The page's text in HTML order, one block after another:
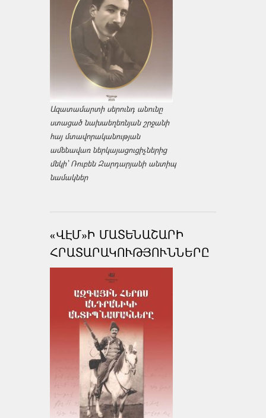
Ազատամարտի սերունդ անունը
ստացած նախաեղեռնյան շրջանի
հայ մտավորականության
ամենավառ ներկայացուցիչներից
մեկի՝ Ռուբեն Զարդարյանի անտիպ
նամակներ
«ՎԷՄ»Ի ՄԱՏԵՆԱՇԱՐԻ
ՀՐԱՏԱՐԱԿՈՒԹՅՈՒՆՆԵՐԸ